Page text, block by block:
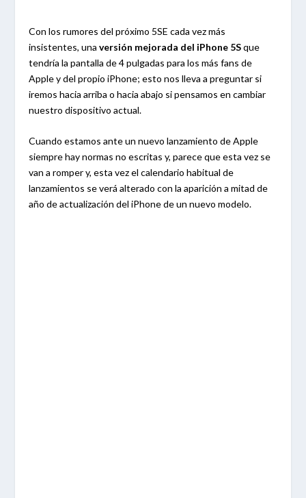
Con los rumores del próximo 5SE cada vez más
insistentes, unaversión mejorada del iPhone 5Sque
tendría la pantalla de 4 pulgadas para los más fans de
Apple y del propio iPhone; esto nos lleva a preguntar si
iremos hacia arriba o hacia abajo si pensamos en cambiar
nuestro dispositivo actual.
Cuando estamos ante un nuevo lanzamiento de Apple
siempre hay normas no escritas y, parece que esta vez se
van a romper y, esta vez el calendario habitual de
lanzamientos se verá alterado con la aparición a mitad de
año de actualización del iPhone de un nuevo modelo.